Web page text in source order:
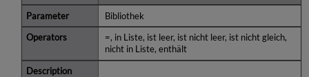
Bibliothek
=, in Liste, ist leer, ist nicht leer, ist nicht gleich,
nicht in Liste, enthält